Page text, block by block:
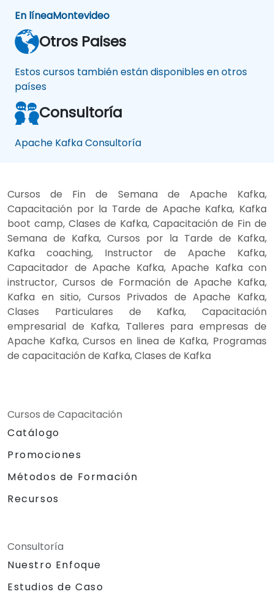
En líneaMontevideo
Otros Paises
Estos cursos también están disponibles en otros
países
Consultoría
Apache Kafka Consultoría
Cursos de Fin de Semana de Apache Kafka,
Capacitación por la Tarde de Apache Kafka, Kafka
boot camp, Clases de Kafka, Capacitación de Fin de
Semana de Kafka, Cursos por la Tarde de Kafka,
Kafka coaching, Instructor de Apache Kafka,
Capacitador de Apache Kafka, Apache Kafka con
instructor, Cursos de Formación de Apache Kafka,
Kafka en sitio, Cursos Privados de Apache Kafka,
Clases Particulares de Kafka, Capacitación
empresarial de Kafka, Talleres para empresas de
Apache Kafka, Cursos en linea de Kafka, Programas
de capacitación de Kafka, Clases de Kafka
Cursos de Capacitación
Catálogo
Promociones
Métodos de Formación
Recursos
Consultoría
Nuestro Enfoque
Estudios de Caso